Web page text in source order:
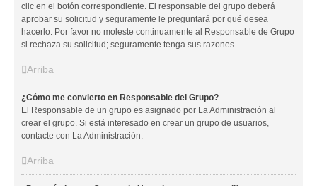
clic en el botón correspondiente. El responsable del grupo deberá
aprobar su solicitud y seguramente le preguntará por qué desea
hacerlo. Por favor no moleste continuamente al Responsable de Grupo
si rechaza su solicitud; seguramente tenga sus razones.
Arriba
¿Cómo me convierto en Responsable del Grupo?
El Responsable de un grupo es asignado por La Administración al
crear el grupo. Si está interesado en crear un grupo de usuarios,
contacte con La Administración.
Arriba